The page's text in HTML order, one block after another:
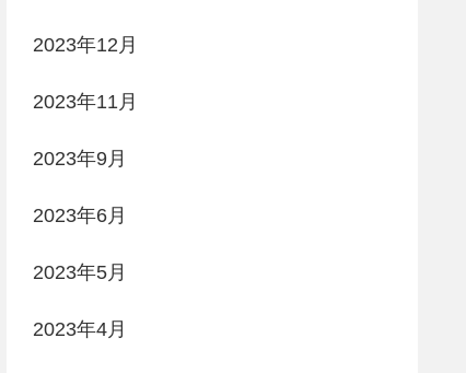
2023年12月
2023年11月
2023年9月
2023年6月
2023年5月
2023年4月